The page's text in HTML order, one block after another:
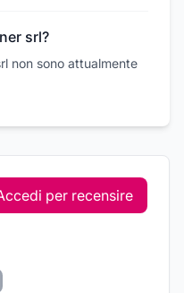
srl?
non sono attualmente
per recensire